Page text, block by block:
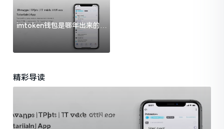
imtoken钱包是哪年出来的？
一文给你说清楚
精彩导读